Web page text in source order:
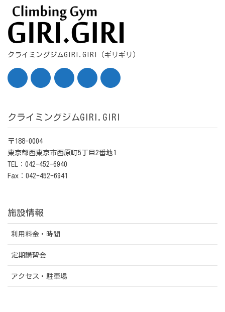
クライミングジムGIRI.GIRI（ギリギリ）
クライミングジムGIRI.GIRI
〒188-0004
東京都西東京市西原町5丁目2番地1
TEL：042-452-6940
Fax：042-452-6941
施設情報
利用料金・時間
定期講習会
アクセス・駐車場